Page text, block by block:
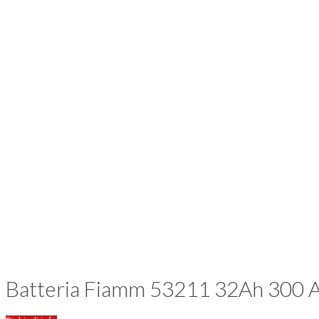
Batteria Fiamm 53211 32Ah 300